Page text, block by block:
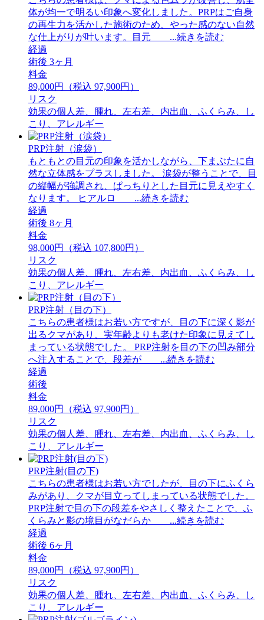
体が均一で明るい印象へ変化しました。PRPはご自身
の再生力を活かした施術のため、やった感のない自然
な仕上がりが叶います。目元 ...続きを読む
経過
術後 3ヶ月
料金
89,000円（税込 97,900円）
リスク
効果の個人差、腫れ、左右差、内出血、ふくらみ、し
こり、アレルギー
PRP注射（涙袋）
もともとの目元の印象を活かしながら、下まぶたに自
然な立体感をプラスしました。 ⁡涙袋が整うことで、目
の縦幅が強調され、ぱっちりとした目元に見えやすく
なります。 ⁡ヒアルロ ...続きを読む
経過
術後 8ヶ月
料金
98,000円（税込 107,800円）
リスク
効果の個人差、腫れ、左右差、内出血、ふくらみ、し
こり、アレルギー
PRP注射（目の下）
こちらの患者様はお若い方ですが、目の下に深く影が
出るクマがあり、実年齢よりも老けた印象に見えてし
まっている状態でした。 PRP注射を目の下の凹み部分
へ注入することで、段差が ...続きを読む
経過
術後
料金
89,000円（税込 97,900円）
リスク
効果の個人差、腫れ、左右差、内出血、ふくらみ、し
こり、アレルギー
PRP注射(目の下)
こちらの患者様はお若い方でしたが、目の下にふくら
みがあり、クマが目立ってしまっている状態でした。
PRP注射で目の下の段差をやさしく整えたことで、ふ
くらみと影の境目がなだらか ...続きを読む
経過
術後 6ヶ月
料金
89,000円（税込 97,900円）
リスク
効果の個人差、腫れ、左右差、内出血、ふくらみ、し
こり、アレルギー